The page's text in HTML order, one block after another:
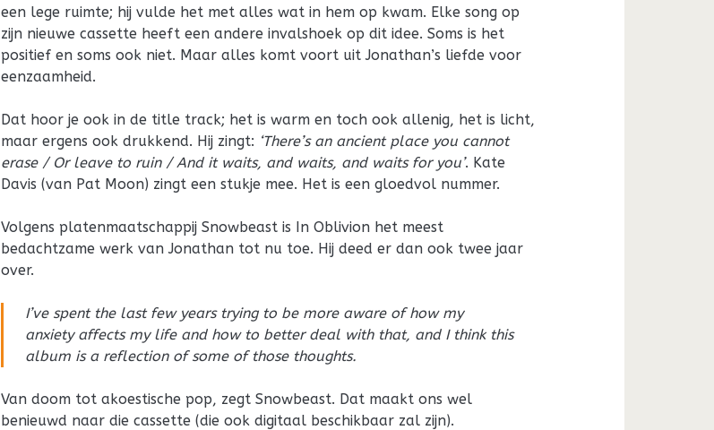
een lege ruimte; hij vulde het met alles wat in hem op kwam. Elke song op
zijn nieuwe cassette heeft een andere invalshoek op dit idee. Soms is het
positief en soms ook niet. Maar alles komt voort uit Jonathan’s liefde voor
eenzaamheid.
Dat hoor je ook in de title track; het is warm en toch ook allenig, het is licht,
maar ergens ook drukkend. Hij zingt: ‘There’s an ancient place you cannot
erase / Or leave to ruin / And it waits, and waits, and waits for you’. Kate
Davis (van Pat Moon) zingt een stukje mee. Het is een gloedvol nummer.
Volgens platenmaatschappij Snowbeast is In Oblivion het meest
bedachtzame werk van Jonathan tot nu toe. Hij deed er dan ook twee jaar
over.
I’ve spent the last few years trying to be more aware of how my
anxiety affects my life and how to better deal with that, and I think this
album is a reflection of some of those thoughts.
Van doom tot akoestische pop, zegt Snowbeast. Dat maakt ons wel
benieuwd naar die cassette (die ook digitaal beschikbaar zal zijn).